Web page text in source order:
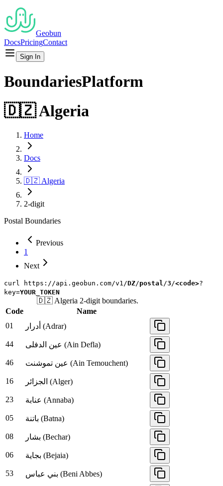
Geobun
DocsPricingContact
Sign In
BoundariesPlatform
🇩🇿Algeria
Home
Docs
🇩🇿 Algeria
2-digit
Postal Boundaries
Previous
1
Next
curl https://api.geobun.com/v1/DZ/postal/3/<code>?
key=YOUR_TOKEN
🇩🇿 Algeria 2-digit boundaries.
Code
Name
01
أدرار (Adrar)
44 عين الدفلى (Ain Defla)
46 عين تموشنت (Ain Temouchent)
16 الجزائر (Alger)
23 عنابة (Annaba)
05 باتنة (Batna)
08 بشار (Bechar)
06 بجاية (Bejaia)
53 بني عباس (Beni Abbes)